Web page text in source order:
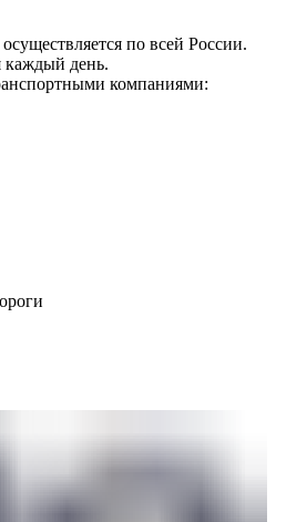
по всей России.
каждый день.
компаниями: